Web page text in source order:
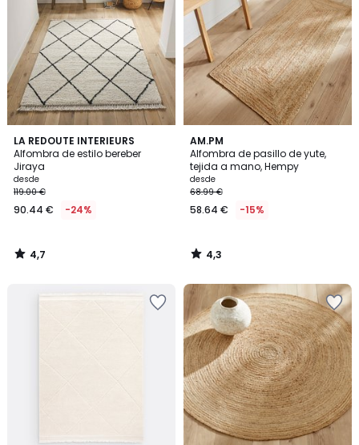
LA REDOUTE INTERIEURS
Alfombra de estilo bereber
Jiraya
desde
119.00 €
90.44 € -24%
4,7
/ 5
4,7
/
AM.PM
Alfombra de pasillo de yute,
tejida a mano, Hempy
desde
68.99 €
58.64 € -15%
4,3
/ 5
4,3
/